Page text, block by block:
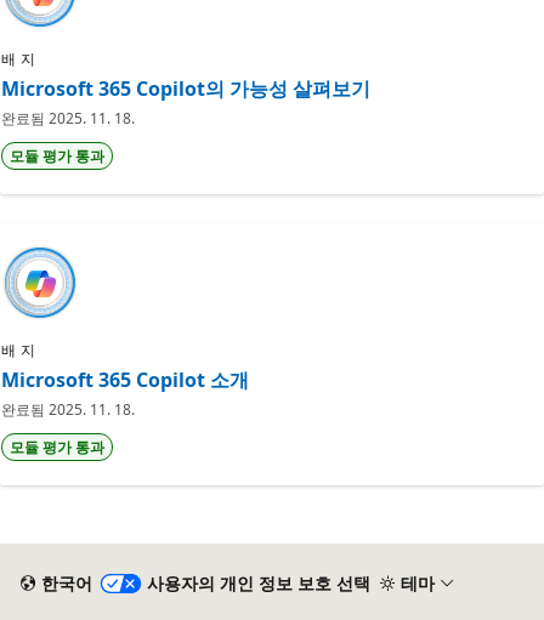
배지
Microsoft 365 Copilot의 가능성 살펴보기
완료됨 2025. 11. 18.
모듈 평가 통과
배지
Microsoft 365 Copilot 소개
완료됨 2025. 11. 18.
모듈 평가 통과
한국어 사용자의 개인 정보 보호 선택 테마